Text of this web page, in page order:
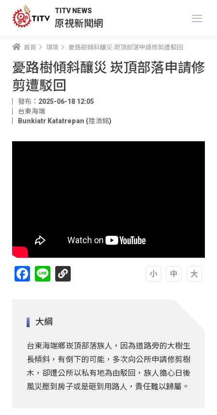
TITV NEWS
原視新聞網
首頁 環境 憂路樹傾斜釀災 崁頂部落申請修剪遭駁回
憂路樹傾斜釀災 崁頂部落申請修
剪遭駁回
發布：2025-06-18 12:05
台東海端
Bunkiatr Katatrepan (陸浩銘)
Facebook
Line
大綱
台東海端鄉崁頂部落族人，因為道路旁的大樹生
長傾斜，有倒下的可能，多次向公所申請修剪樹
木，卻遭公所以私有地為由駁回，族人擔心日後
風災壓到房子或是砸到用路人，責任難以歸屬。